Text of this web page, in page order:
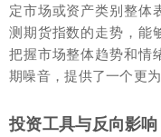
定市场或资产类别整体
测期货指数的走势，能
把握市场整体趋势和情
期噪音，提供了一个更
投资工具与反向影